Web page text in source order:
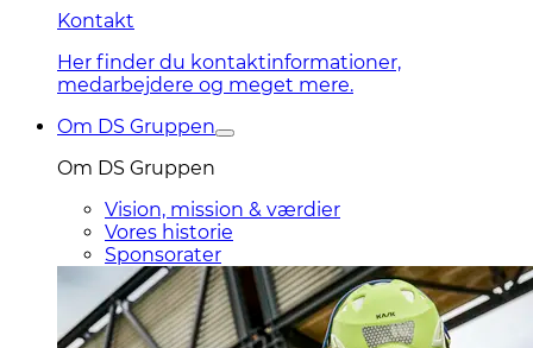
Kontakt
Her finder du kontaktinformationer,
medarbejdere og meget mere.
Om DS Gruppen
Om DS Gruppen
Vision, mission & værdier
Vores historie
Sponsorater